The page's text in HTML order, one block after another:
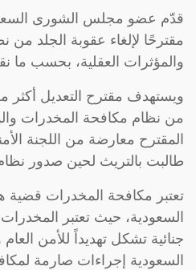
قدّم عضو مجلس الشورى
مقترحًا لإلغاء عقوبة الجلد
والمؤثرات العقلية، بحسب ما نقلته
ويستهدف مقترح التعديل أكثر
من نظام مكافحة المخدرات
المقترح معارضة من اللجنة
طالبت بالتريث لحين صدور
تعتبر مكافحة المخدرات قضية
السعودية، حيث تعتبر
جنائية تشكل تهديداً للأمن
السعودية إجراءات صارمة